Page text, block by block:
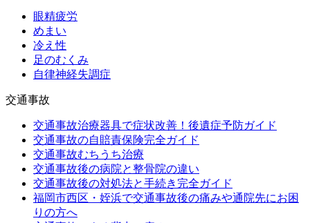
眼精疲労
めまい
冷え性
足のむくみ
自律神経失調症
交通事故
交通事故治療器具で症状改善！後遺症予防ガイド
交通事故の自賠責保険完全ガイド
交通事故むちうち治療
交通事故後の病院と整骨院の違い
交通事故後の対処法と手続き完全ガイド
福岡市西区・姪浜で交通事故後の痛みや通院先にお困
りの方へ